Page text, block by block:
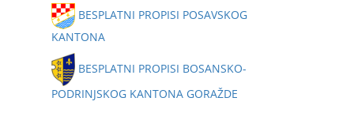
BESPLATNI PROPISI POSAVSKOG
KANTONA
BESPLATNI PROPISI BOSANSKO-
PODRINJSKOG KANTONA GORAŽDE